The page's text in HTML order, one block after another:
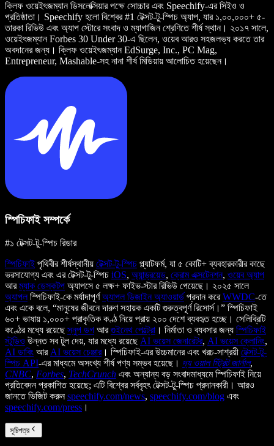
ক্লিফ ওয়েইৎজম্যান ডিসলেক্সিয়ার পক্ষে সোচ্চার এবং Speechify-এর সিইও ও
প্রতিষ্ঠাতা। Speechify হলো বিশ্বের #1 টেক্সট-টু-স্পিচ অ্যাপ, যার ১,০০,০০০+ ৫-
তারকা রিভিউ এবং অ্যাপ স্টোরে সংবাদ ও ম্যাগাজিন শ্রেণিতে শীর্ষ স্থান। ২০১৭ সালে,
ওয়েইৎজম্যান Forbes 30 Under 30-এ ছিলেন, ওয়েব আরও সহজলভ্য করতে তার
অবদানের জন্য। ক্লিফ ওয়েইৎজম্যান EdSurge, Inc., PC Mag,
Entrepreneur, Mashable-সহ নানা শীর্ষ মিডিয়ায় আলোচিত হয়েছেন।
স্পিচিফাই সম্পর্কে
#১ টেক্সট-টু-স্পিচ রিডার
স্পিচিফাই পৃথিবীর শীর্ষস্থানীয় টেক্সট-টু-স্পিচ প্ল্যাটফর্ম, যা ৫ কোটি+ ব্যবহারকারীর কাছে
ভরসাযোগ্য এবং এর টেক্সট-টু-স্পিচ iOS, অ্যান্ড্রয়েড, ক্রোম এক্সটেনশন, ওয়েব অ্যাপ
আরম্যাক ডেস্কটপ অ্যাপসে ৫ লক্ষ+ ফাইভ-স্টার রিভিউ পেয়েছে। ২০২৫ সালে
অ্যাপলস্পিচিফাই-কে মর্যাদাপূর্ণঅ্যাপল ডিজাইন অ্যাওয়ার্ড প্রদান করেWWDC-তে
এবং একে বলে, “মানুষের জীবনে দারুণ সহায়ক একটি গুরুত্বপূর্ণ রিসোর্স।” স্পিচিফাই
৬০+ ভাষায় ১,০০০+ প্রাকৃতিক কণ্ঠ নিয়ে প্রায় ২০০ দেশে ব্যবহৃত হচ্ছে। সেলিব্রিটি
কণ্ঠের মধ্যে রয়েছেস্নুপ ডগ আরগুইনেথ পেল্ট্রো । নির্মাতা ও ব্যবসার জন্য স্পিচিফাই
স্টুডিও উন্নত সব টুল দেয়, যার মধ্যে রয়েছেAI ভয়েস জেনারেটর, AI ভয়েস ক্লোনিং,
AI ডাবিং আরAI ভয়েস চেঞ্জার। স্পিচিফাই-এর উচ্চমানের এবং খরচ-সাশ্রয়ী টেক্সট-টু-
স্পিচ API-এর মাধ্যমে অসংখ্য শীর্ষ পণ্য সম্ভব হয়েছে। দ্য ওয়াল স্ট্রিট জার্নাল,
CNBC, Forbes, TechCrunch এবং অন্যান্য বড় সংবাদমাধ্যমে স্পিচিফাই নিয়ে
প্রতিবেদন প্রকাশিত হয়েছে; এটি বিশ্বের সর্ববৃহৎ টেক্সট-টু-স্পিচ প্রদানকারী। আরও
জানতে ভিজিট করুনspeechify.com/news, speechify.com/blog এবং
speechify.com/press ।
সূচিপত্র